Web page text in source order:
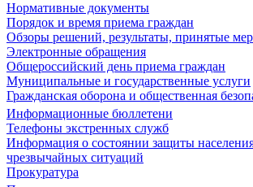
Нормативные документы
Порядок и время приема граждан
Обзоры решений, результаты, принятые
Электронные обращения
Общероссийский день приема граждан
Муниципальные и государственные услуги
Гражданская оборона и общественная
Информационные бюллетени
Телефоны экстренных служб
Информация о состоянии защиты
чрезвычайных ситуаций
Прокуратура